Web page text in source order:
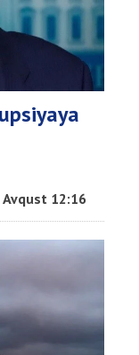
Avqust 12:16